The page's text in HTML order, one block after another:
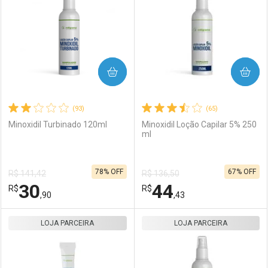
(93)
Minoxidil Turbinado 120ml
R$ 141,42
R$30,90
78% OFF
COMPRAR
Laboratório
Por Menos
(65)
Minoxidil Loção Capilar 5% 250
ml
R$ 136,50
R$44,43
67% OFF
COMPRAR
Laboratório
Por Menos
LOJA PARCEIRA LOJA PARCEIRA